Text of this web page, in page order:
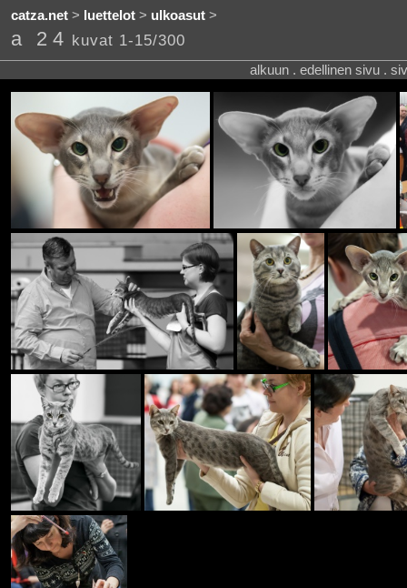
catza.net> luettelot> ulkoasut>
a 24 kuvat 1-15/300
alkuun . edellinen sivu .